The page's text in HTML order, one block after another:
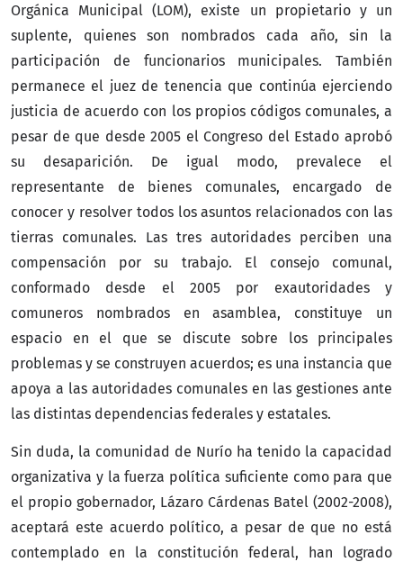
Orgánica Municipal (LOM), existe un propietario y un
suplente, quienes son nombrados cada año, sin la
participación de funcionarios municipales. También
permanece el juez de tenencia que continúa ejerciendo
justicia de acuerdo con los propios códigos comunales, a
pesar de que desde 2005 el Congreso del Estado aprobó
su desaparición. De igual modo, prevalece el
representante de bienes comunales, encargado de
conocer y resolver todos los asuntos relacionados con las
tierras comunales. Las tres autoridades perciben una
compensación por su trabajo. El consejo comunal,
conformado desde el 2005 por exautoridades y
comuneros nombrados en asamblea, constituye un
espacio en el que se discute sobre los principales
problemas y se construyen acuerdos; es una instancia que
apoya a las autoridades comunales en las gestiones ante
las distintas dependencias federales y estatales.
Sin duda, la comunidad de Nurío ha tenido la capacidad
organizativa y la fuerza política suficiente como para que
el propio gobernador, Lázaro Cárdenas Batel (2002-2008),
aceptará este acuerdo político, a pesar de que no está
contemplado en la constitución federal, han logrado